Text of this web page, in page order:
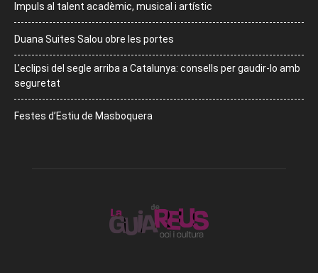
Impuls al talent acadèmic, musical i artístic
Duana Suites Salou obre les portes
L’eclipsi del segle arriba a Catalunya: consells per gaudir-lo amb
seguretat
Festes d’Estiu de Masboquera